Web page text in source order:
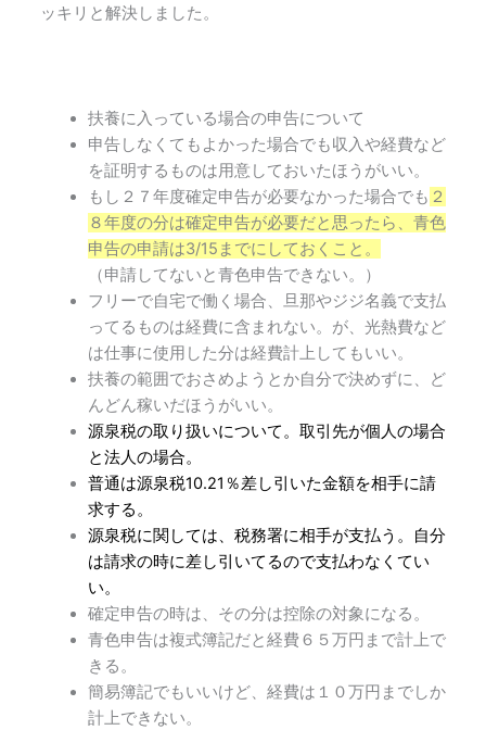
ッキリと解決しました。
扶養に入っている場合の申告について
申告しなくてもよかった場合でも収入や経費など
を証明するものは用意しておいたほうがいい。
もし２７年度確定申告が必要なかった場合でも ２
８年度の分は確定申告が必要だと思ったら、青色
申告の申請は3/15までにしておくこと。
（申請してないと青色申告できない。）
フリーで自宅で働く場合、旦那やジジ名義で支払
ってるものは経費に含まれない。が、光熱費など
は仕事に使用した分は経費計上してもいい。
扶養の範囲でおさめようとか自分で決めずに、ど
んどん稼いだほうがいい。
源泉税の取り扱いについて。取引先が個人の場合
と法人の場合。
普通は源泉税10.21％差し引いた金額を相手に請
求する。
源泉税に関しては、税務署に相手が支払う。自分
は請求の時に差し引いてるので支払わなくてい
い。
確定申告の時は、その分は控除の対象になる。
青色申告は複式簿記だと経費６５万円まで計上で
きる。
簡易簿記でもいいけど、経費は１０万円までしか
計上できない。